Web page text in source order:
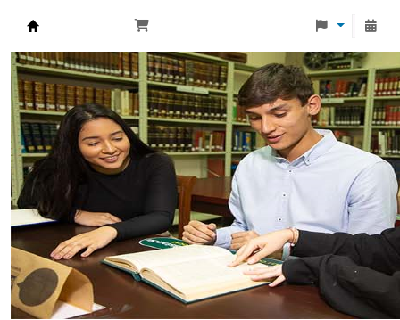
Biblioteca Universidad Monteávila